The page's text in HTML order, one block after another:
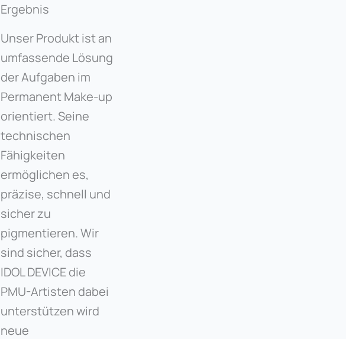
Ergebnis
Unser Produkt ist an
umfassende Lösung
der Aufgaben im
Permanent Make-up
orientiert. Seine
technischen
Fähigkeiten
ermöglichen es,
präzise, ​​schnell und
sicher zu
pigmentieren. Wir
sind sicher, dass
IDOL DEVICE die
PMU-Artisten dabei
unterstützen wird
neue